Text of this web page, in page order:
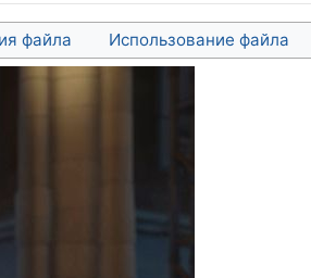
файла Использование файла